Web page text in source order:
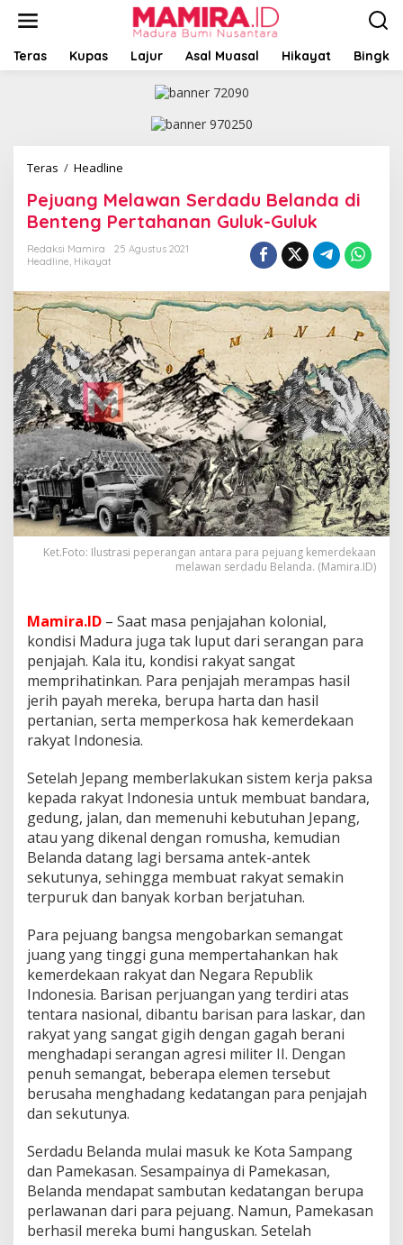
t
Teras Kupas Lajur Asal Muasal Hikayat Bingkai
Teras / Headline
j
u
a
n
e
l
a
w
a
n
S
e
r
d
a
d
u
B
e
l
a
d
i
B
e
n
t
e
n
e
t
a
a
n
a
G
l
u
k
-
u
l
u
k
Pejuang Melawan Serdadu Belanda di
Benteng Pertahanan Guluk-Guluk
Redaksi Mamira
25 Agustus 2021
Headline Hikayat
Ket.Foto: Ilustrasi peperangan antara para pejuang kemerdekaan
melawan serdadu Belanda. (Mamira.ID)
Mamira.ID – Saat masa penjajahan kolonial,
kondisi Madura juga tak luput dari serangan para
penjajah. Kala itu, kondisi rakyat sangat
memprihatinkan. Para penjajah merampas hasil
jerih payah mereka, berupa harta dan hasil
pertanian, serta memperkosa hak kemerdekaan
rakyat Indonesia.
Setelah Jepang memberlakukan sistem kerja paksa
kepada rakyat Indonesia untuk membuat bandara,
gedung, jalan, dan memenuhi kebutuhan Jepang,
atau yang dikenal dengan romusha, kemudian
Belanda datang lagi bersama antek-antek
sekutunya, sehingga membuat rakyat semakin
terpuruk dan banyak korban berjatuhan.
Para pejuang bangsa mengobarkan semangat
juang yang tinggi guna mempertahankan hak
kemerdekaan rakyat dan Negara Republik
Indonesia. Barisan perjuangan yang terdiri atas
tentara nasional, dibantu barisan para laskar, dan
rakyat yang sangat gigih dengan gagah berani
menghadapi serangan agresi militer II. Dengan
penuh semangat, beberapa elemen tersebut
berusaha menghadang kedatangan para penjajah
dan sekutunya.
Serdadu Belanda mulai masuk ke Kota Sampang
dan Pamekasan. Sesampainya di Pamekasan,
Belanda mendapat sambutan kedatangan berupa
perlawanan dari para pejuang. Namun, Pamekasan
berhasil mereka bumi hanguskan. Setelah